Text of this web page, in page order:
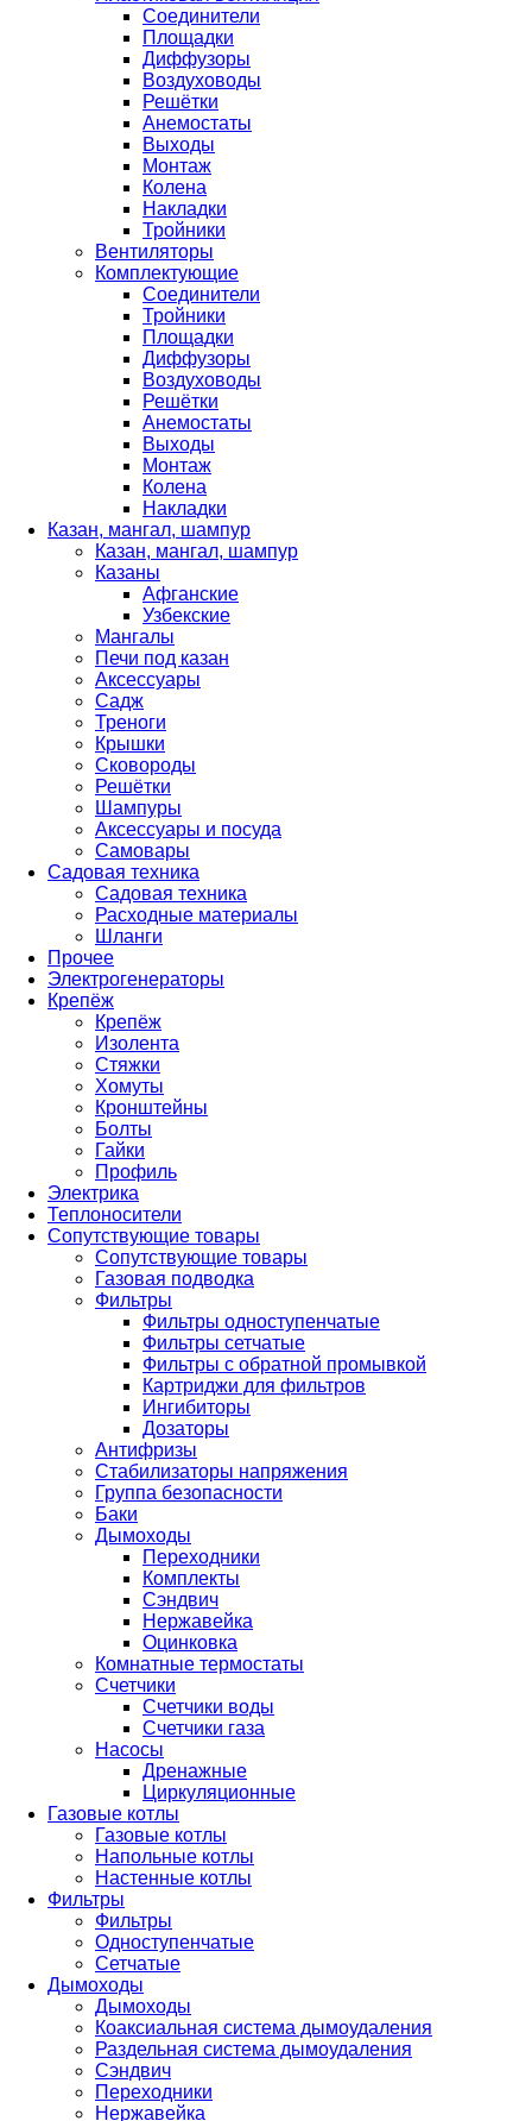
Соединители
Площадки
Диффузоры
Воздуховоды
Решётки
Анемостаты
Выходы
Монтаж
Колена
Накладки
Тройники
Вентиляторы
Комплектующие
Соединители
Тройники
Площадки
Диффузоры
Воздуховоды
Решётки
Анемостаты
Выходы
Монтаж
Колена
Накладки
Казан, мангал, шампур
Казан, мангал, шампур
Казаны
Афганские
Узбекские
Мангалы
Печи под казан
Аксессуары
Садж
Треноги
Крышки
Сковороды
Решётки
Шампуры
Аксессуары и посуда
Самовары
Садовая техника
Садовая техника
Расходные материалы
Шланги
Прочее
Электрогенераторы
Крепёж
Крепёж
Изолента
Стяжки
Хомуты
Кронштейны
Болты
Гайки
Профиль
Электрика
Теплоносители
Сопутствующие товары
Сопутствующие товары
Газовая подводка
Фильтры
Фильтры одноступенчатые
Фильтры сетчатые
Фильтры с обратной промывкой
Картриджи для фильтров
Ингибиторы
Дозаторы
Антифризы
Стабилизаторы напряжения
Группа безопасности
Баки
Дымоходы
Переходники
Комплекты
Сэндвич
Нержавейка
Оцинковка
Комнатные термостаты
Счетчики
Счетчики воды
Счетчики газа
Насосы
Дренажные
Циркуляционные
Газовые котлы
Газовые котлы
Напольные котлы
Настенные котлы
Фильтры
Фильтры
Одноступенчатые
Сетчатые
Дымоходы
Дымоходы
Коаксиальная система дымоудаления
Раздельная система дымоудаления
Сэндвич
Переходники
Нержавейка